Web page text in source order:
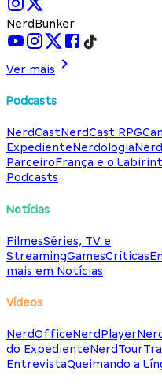
NerdBunker
Ver mais
Podcasts
NerdCastNerdCast RPG
ExpedienteNerdologia
ParceiroFrança e o
Podcasts
Notícias
FilmesSéries, TV e
StreamingGamesCríticas
mais em Notícias
Vídeos
NerdOfficeNerdPlayer
do ExpedienteNerdTour
EntrevistaQueimando a